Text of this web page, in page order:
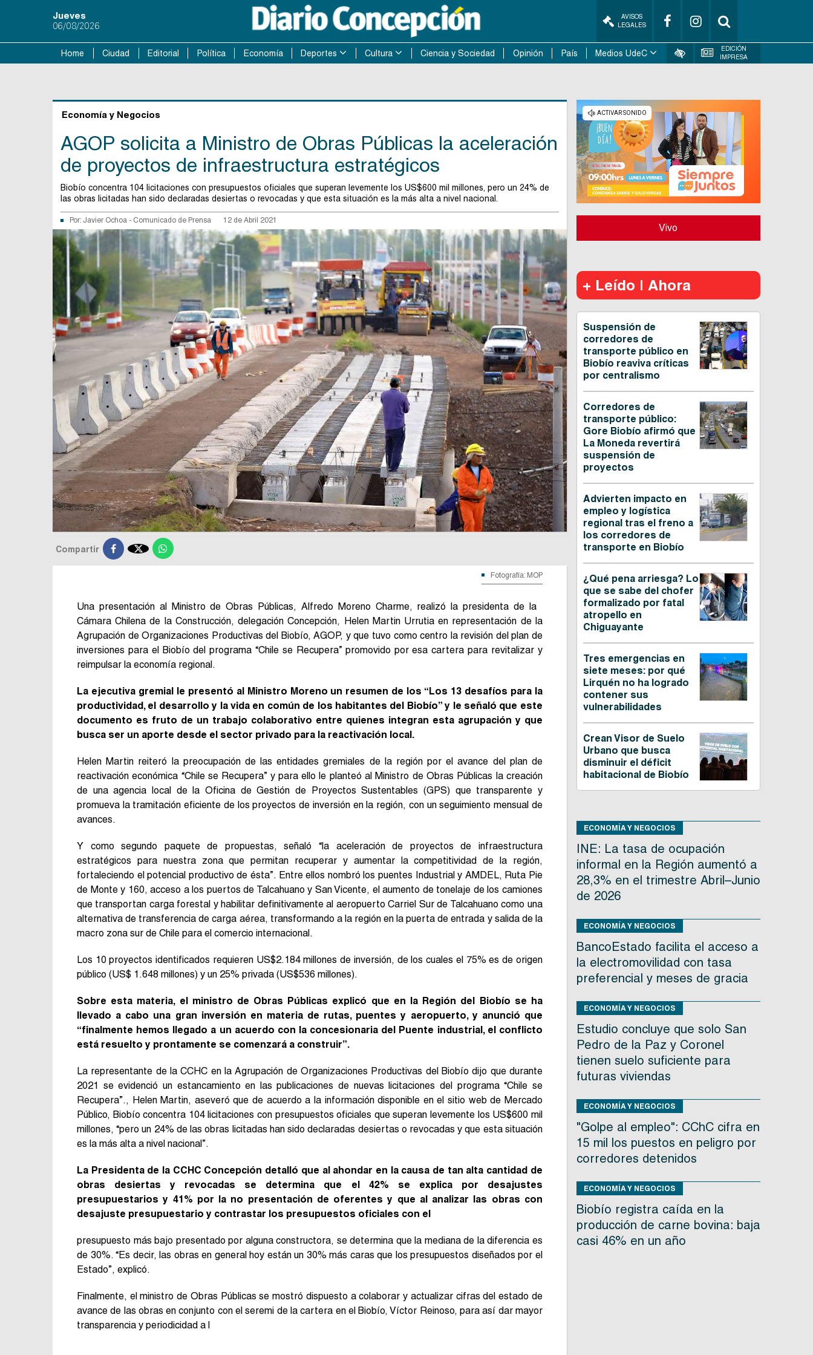
Jueves
06/08/2026
AVISOS
LEGALES
Home Ciudad Editorial Política Economía Deportes Cultura Ciencia y Sociedad Opinión País Medios UdeC
EDICIÓN
IMPRESA
Economía y Negocios
AGOP solicita a Ministro de Obras Públicas la aceleración
de proyectos de infraestructura estratégicos
Biobío concentra 104 licitaciones con presupuestos oficiales que superan levemente los US$600 mil millones, pero un 24% de
las obras licitadas han sido declaradas desiertas o revocadas y que esta situación es la más alta a nivel nacional.
Por: Javier Ochoa - Comunicado de Prensa 12 de Abril 2021
Compartir 
Fotografía: MOP
Una presentación al Ministro de Obras Públicas, Alfredo Moreno Charme, realizó la presidenta de la
Cámara Chilena de la Construcción, delegación Concepción, Helen Martin Urrutia en representación de la
Agrupación de Organizaciones Productivas del Biobío, AGOP, y que tuvo como centro la revisión del plan de
inversiones para el Biobío del programa “Chile se Recupera” promovido por esa cartera para revitalizar y
reimpulsar la economía regional.
La ejecutiva gremial le presentó al Ministro Moreno un resumen de los “Los 13 desafíos para la
productividad, el desarrollo y la vida en común de los habitantes del Biobío” y le señaló que este
documento es fruto de un trabajo colaborativo entre quienes integran esta agrupación y que
busca ser un aporte desde el sector privado para la reactivación local.
Helen Martin reiteró la preocupación de las entidades gremiales de la región por el avance del plan de
reactivación económica “Chile se Recupera” y para ello le planteó al Ministro de Obras Públicas la creación
de una agencia local de la Oficina de Gestión de Proyectos Sustentables (GPS) que transparente y
promueva la tramitación eficiente de los proyectos de inversión en la región, con un seguimiento mensual de
avances.
Y como segundo paquete de propuestas, señaló “la aceleración de proyectos de infraestructura
estratégicos para nuestra zona que permitan recuperar y aumentar la competitividad de la región,
fortaleciendo el potencial productivo de ésta”. Entre ellos nombró los puentes Industrial y AMDEL, Ruta Pie
de Monte y 160, acceso a los puertos de Talcahuano y San Vicente, el aumento de tonelaje de los camiones
que transportan carga forestal y habilitar definitivamente al aeropuerto Carriel Sur de Talcahuano como una
alternativa de transferencia de carga aérea, transformando a la región en la puerta de entrada y salida de la
macro zona sur de Chile para el comercio internacional.
Los 10 proyectos identificados requieren US$2.184 millones de inversión, de los cuales el 75% es de origen
público (US$ 1.648 millones) y un 25% privada (US$536 millones).
Sobre esta materia, el ministro de Obras Públicas explicó que en la Región del Biobío se ha
llevado a cabo una gran inversión en materia de rutas, puentes y aeropuerto, y anunció que
“finalmente hemos llegado a un acuerdo con la concesionaria del Puente industrial, el conflicto
está resuelto y prontamente se comenzará a construir”.
La representante de la CCHC en la Agrupación de Organizaciones Productivas del Biobío dijo que durante
2021 se evidenció un estancamiento en las publicaciones de nuevas licitaciones del programa “Chile se
Recupera”., Helen Martin, aseveró que de acuerdo a la información disponible en el sitio web de Mercado
Público, Biobío concentra 104 licitaciones con presupuestos oficiales que superan levemente los US$600 mil
millones, “pero un 24% de las obras licitadas han sido declaradas desiertas o revocadas y que esta situación
es la más alta a nivel nacional”.
La Presidenta de la CCHC Concepción detalló que al ahondar en la causa de tan alta cantidad de
obras desiertas y revocadas se determina que el 42% se explica por desajustes
presupuestarios y 41% por la no presentación de oferentes y que al analizar las obras con
desajuste presupuestario y contrastar los presupuestos oficiales con el
presupuesto más bajo presentado por alguna constructora, se determina que la mediana de la diferencia es
de 30%. “Es decir, las obras en general hoy están un 30% más caras que los presupuestos diseñados por el
Estado”, explicó.
Finalmente, el ministro de Obras Públicas se mostró dispuesto a colaborar y actualizar cifras del estado de
avance de las obras en conjunto con el seremi de la cartera en el Biobío, Víctor Reinoso, para así dar mayor
transparencia y periodicidad a l
Vivo
+ Leído | Ahora
Suspensión de
corredores de
transporte público en
Biobío reaviva críticas
por centralismo
Corredores de
transporte público:
Gore Biobío afirmó que
La Moneda revertirá
suspensión de
proyectos
Advierten impacto en
empleo y logística
regional tras el freno a
los corredores de
transporte en Biobío
¿Qué pena arriesga? Lo
que se sabe del chofer
formalizado por fatal
atropello en
Chiguayante
Tres emergencias en
siete meses: por qué
Lirquén no ha logrado
contener sus
vulnerabilidades
Crean Visor de Suelo
Urbano que busca
disminuir el déficit
habitacional de Biobío
ECONOMÍA Y NEGOCIOS
INE: La tasa de ocupación
informal en la Región aumentó a
28,3% en el trimestre Abril–Junio
de 2026
ECONOMÍA Y NEGOCIOS
BancoEstado facilita el acceso a
la electromovilidad con tasa
preferencial y meses de gracia
ECONOMÍA Y NEGOCIOS
Estudio concluye que solo San
Pedro de la Paz y Coronel
tienen suelo suficiente para
futuras viviendas
ECONOMÍA Y NEGOCIOS
"Golpe al empleo": CChC cifra en
15 mil los puestos en peligro por
corredores detenidos
ECONOMÍA Y NEGOCIOS
Biobío registra caída en la
producción de carne bovina: baja
casi 46% en un año